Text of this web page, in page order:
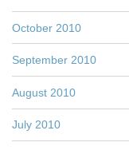
October 2010
September 2010
August 2010
July 2010